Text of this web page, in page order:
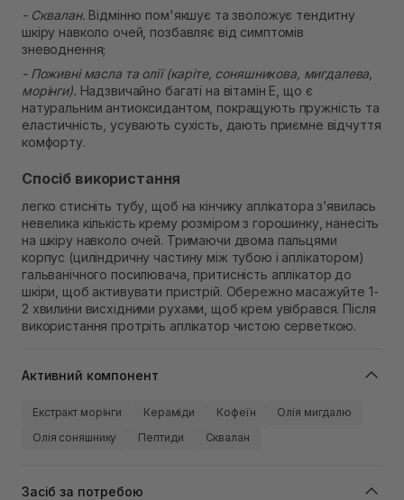
- Сквалан. Відмінно пом'якшує та зволожує тендитну
шкіру навколо очей, позбавляє від симптомів
зневоднення;
- Поживні масла та олії (каріте, соняшникова, мигдалева,
морінги). Надзвичайно багаті на вітамін Е, що є
натуральним антиоксидантом, покращують пружність та
еластичність, усувають сухість, дають приємне відчуття
комфорту.
Спосіб використання
легко стисніть тубу, щоб на кінчику аплікатора з’явилась
невелика кількість крему розміром з горошинку, нанесіть
на шкіру навколо очей. Тримаючи двома пальцями
корпус (циліндричну частину між тубою і аплікатором)
гальванічного посилювача, притисність аплікатор до
шкіри, щоб активувати пристрій. Обережно масажуйте 1-
2 хвилини висхідними рухами, щоб крем увібрався. Після
використання протріть аплікатор чистою серветкою.
Активний компонент
Екстракт морінги Кераміди Кофеїн
Олія мигдалю
Олія соняшнику
Пептиди Сквалан
Засіб за потребою